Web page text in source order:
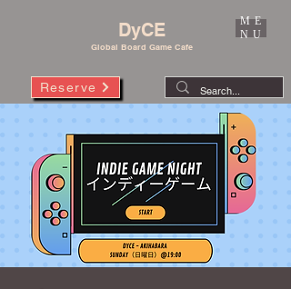
DyCE
Global Board Game Cafe
Reserve
ME
NU